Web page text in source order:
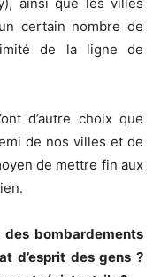
ainsi que les villes
certain nombre de
de la ligne de
d’autre choix que
de nos villes et de
de mettre fin aux
bombardements
d’esprit des gens ?